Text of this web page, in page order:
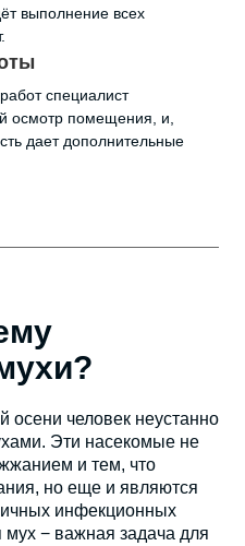
выполнение всех
специалист
осмотр помещения, и,
дает дополнительные
осени человек неустанно
Эти насекомые не
и тем, что
но еще и являются
инфекционных
− важная задача для